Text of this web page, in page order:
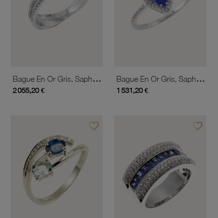
Bague En Or Gris, Saphir Ovale Et Diamants
2 055,20 €
Bague En Or Gris, Saphir Poire Et Diamants
1 531,20 €
favorite_borderAjouter à vos favoris favorite_borderAjouter